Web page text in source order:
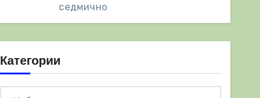
седмично
Категории